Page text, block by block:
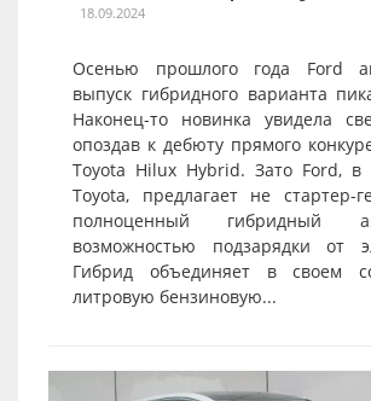
18.09.2024
Осенью прошлого года Ford
выпуск гибридного варианта
Наконец-то новинка увидела
опоздав к дебюту прямого
Toyota Hilux Hybrid. Зато Ford, в
Toyota, предлагает не стартер-
полноценный гибридный
возможностью подзарядки от
Гибрид объединяет в своем
литровую бензиновую...